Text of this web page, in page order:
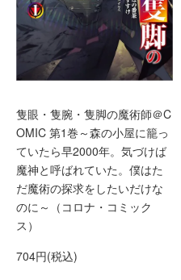
隻眼・隻腕・隻脚の魔術師＠C
OMIC 第1巻～森の小屋に籠っ
ていたら早2000年。気づけば
魔神と呼ばれていた。僕はた
だ魔術の探求をしたいだけな
のに～（コロナ・コミック
ス）
704円(税込)